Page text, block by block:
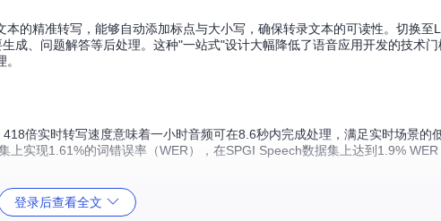
的精准转写，能够自动添加标点与大小写，确保转录文本的可读性。切换至
成、问题解答等后处理。这种"一站式"设计大幅降低了语音应用开发的技术
倍实时转写速度意味着一小时音频可在8.6秒内完成处理，满足实时场景的
实现1.61%的词错误率（WER），在SPGI Speech数据集上达到1.9% WER
等26个数据集，包含对话、网络视频、有声书等多元场景。通过对AMI
确捕捉重复、停顿等自然语言特征。在噪声环境测试中，即使在0dB信噪比（
登录后查看全文